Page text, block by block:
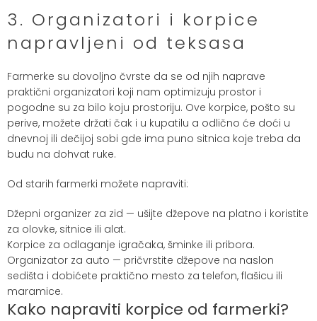
3. Organizatori i korpice
napravljeni od teksasa
Farmerke su dovoljno čvrste da se od njih naprave
praktični organizatori koji nam optimizuju prostor i
pogodne su za bilo koju prostoriju. Ove korpice, pošto su
perive, možete držati čak i u kupatilu a odlično će doći u
dnevnoj ili dečijoj sobi gde ima puno sitnica koje treba da
budu na dohvat ruke.
Od starih farmerki možete napraviti:
Džepni organizer za zid — ušijte džepove na platno i koristite
za olovke, sitnice ili alat.
Korpice za odlaganje igračaka, šminke ili pribora.
Organizator za auto — pričvrstite džepove na naslon
sedišta i dobićete praktično mesto za telefon, flašicu ili
maramice.
Kako napraviti korpice od farmerki?